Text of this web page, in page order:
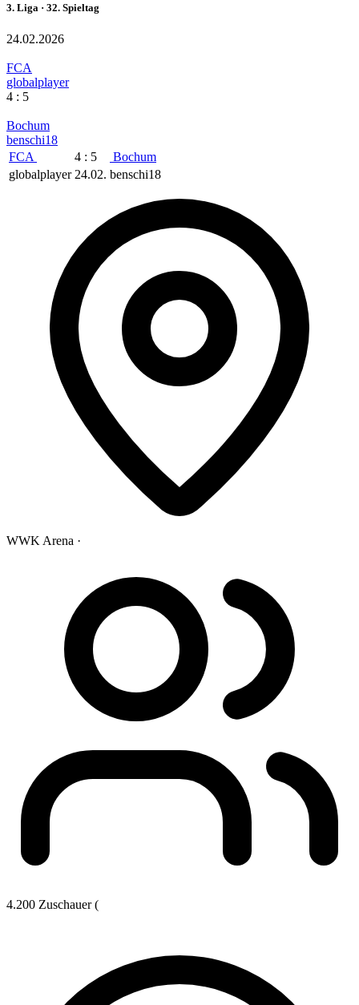
3. Liga · 32. Spieltag
24.02.2026
FCA
globalplayer
4 : 5
Bochum
benschi18
FCA
4 : 5
Bochum
globalplayer 24.02. benschi18
WWK Arena ·
4.200 Zuschauer (